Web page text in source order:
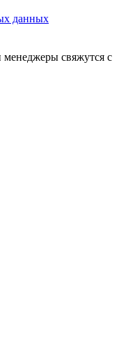
данных
свяжутся с